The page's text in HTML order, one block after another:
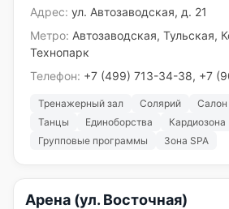
Адрес: ул. Автозаводская, д. 21
Метро: Автозаводская, Тульская,
Технопарк
Телефон: +7 (499) 713-34-38, +7
Тренажерный зал Солярий Салон
Танцы
Единоборства
Кардиозона
Групповые программы
Зона SPA
Арена (ул. Восточная)